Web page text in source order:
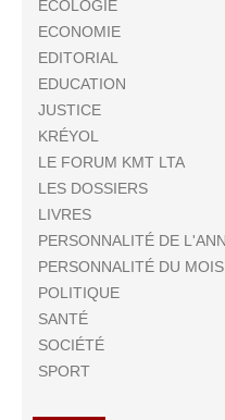
ECOLOGIE
ECONOMIE
EDITORIAL
EDUCATION
JUSTICE
KRÉYOL
LE FORUM KMT LTA
LES DOSSIERS
LIVRES
PERSONNALITÉ DE
PERSONNALITÉ DU MOIS
POLITIQUE
SANTÉ
SOCIÉTÉ
SPORT